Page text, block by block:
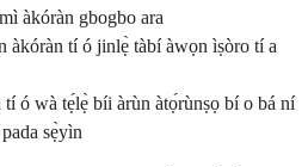
àkóràn gbogbo ara
àkóràn tí ó jinlẹ̀ tàbí àwọn ìṣòro tí a
ó wà tẹ́lẹ̀ bíi àrùn àtọ́rùnṣọ bí o bá ní
sẹ̀yìn